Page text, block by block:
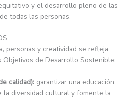
y el desarrollo pleno de las
todas las personas.
personas y creatividad se refleja
Objetivos de Desarrollo Sostenible:
calidad): garantizar una educación
la diversidad cultural y fomente la